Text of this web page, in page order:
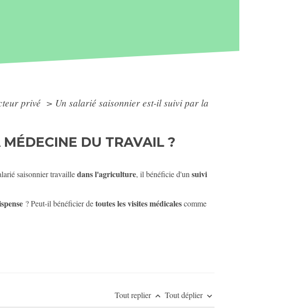
privé > Un salarié saisonnier est-il suivi par la
DU TRAVAIL ?
saisonnier travailledans l'agriculture, il bénéficie d'unsuivi
? Peut-il bénéficier detoutes les visites médicalescomme
Tout replier keyboard_arrow_up Tout déplier keyboard_arrow_down